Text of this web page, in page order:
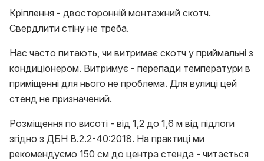
Кріплення - двосторонній монтажний скотч.
Свердлити стіну не треба.
Нас часто питають, чи витримає скотч у приймальні з
кондиціонером. Витримує - перепади температури в
приміщенні для нього не проблема. Для вулиці цей
стенд не призначений.
Розміщення по висоті - від 1,2 до 1,6 м від підлоги
згідно з ДБН В.2.2-40:2018. На практиці ми
рекомендуємо 150 см до центра стенда - читається